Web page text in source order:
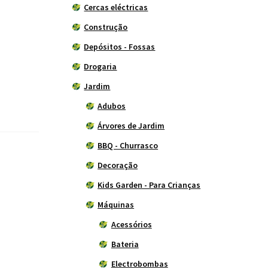
Cercas eléctricas
Construção
Depósitos - Fossas
Drogaria
Jardim
Adubos
Árvores de Jardim
BBQ - Churrasco
Decoração
Kids Garden - Para Crianças
Máquinas
Acessórios
Bateria
Electrobombas